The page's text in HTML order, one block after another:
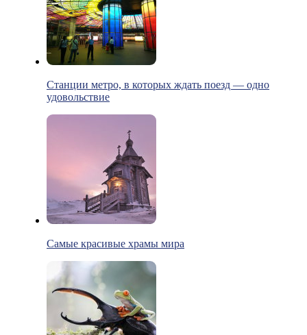
Станции метро, в которых ждать поезд — одно
удовольствие
Самые красивые храмы мира